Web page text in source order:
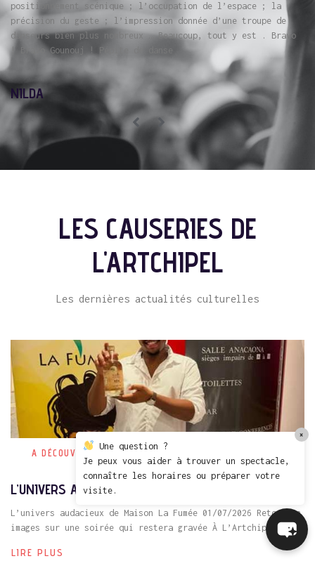
Donc c’est l’amour qu’ils ont exploré eux-mêmes ou à
travers leurs parents et le poids de leur histoire ou de la
religion…éclats de vie au rythme de la musique, de la
danse….très réussi!!!
FRÉDÉRIQUE
LES CAUSERIES DE
L'ARTCHIPEL
Les dernières actualités culturelles
A DÉCOUVRIR
L’UNIVERS AUDACIEUX DE MAISON LA FUMÉE
L’univers audacieux de Maison La Fumée 01/07/2026 Retour en
images sur une soirée qui restera gravée À L’Artchipel,...
LIRE PLUS
Une question ?
Je peux vous aider à trouver un spectacle,
connaître les horaires ou préparer votre
visite.
×